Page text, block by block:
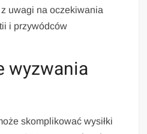
uwagi na oczekiwania
i przywódców
wyzwania
skomplikować wysiłki